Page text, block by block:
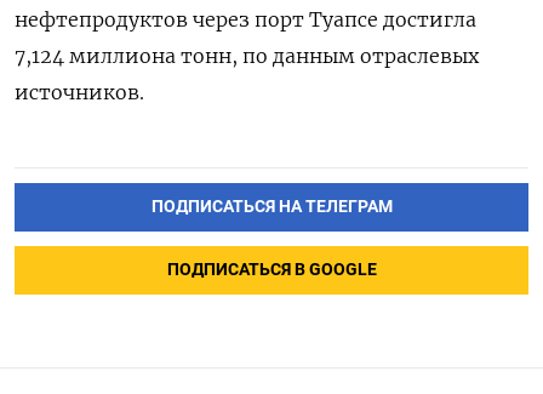
нефтепродуктов через порт Туапсе достигла
7,124 миллиона тонн, по данным отраслевых
источников.
ПОДПИСАТЬСЯ НА ТЕЛЕГРАМ
ПОДПИСАТЬСЯ В GOOGLE